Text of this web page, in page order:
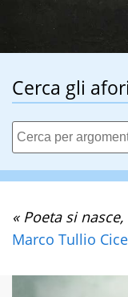
Cerca gli
« Poeta si
Marco Tullio